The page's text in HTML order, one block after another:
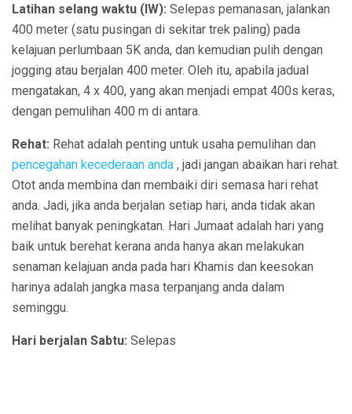
Latihan selang waktu (IW): Selepas pemanasan, jalankan
400 meter (satu pusingan di sekitar trek paling) pada
kelajuan perlumbaan 5K anda, dan kemudian pulih dengan
jogging atau berjalan 400 meter. Oleh itu, apabila jadual
mengatakan, 4 x 400, yang akan menjadi empat 400s keras,
dengan pemulihan 400 m di antara.
Rehat: Rehat adalah penting untuk usaha pemulihan dan
pencegahan kecederaan anda , jadi jangan abaikan hari rehat.
Otot anda membina dan membaiki diri semasa hari rehat
anda. Jadi, jika anda berjalan setiap hari, anda tidak akan
melihat banyak peningkatan. Hari Jumaat adalah hari yang
baik untuk berehat kerana anda hanya akan melakukan
senaman kelajuan anda pada hari Khamis dan keesokan
harinya adalah jangka masa terpanjang anda dalam
seminggu.
Hari berjalan Sabtu: Selepas